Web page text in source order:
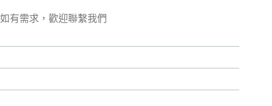
如有需求，歡迎聯繫我們